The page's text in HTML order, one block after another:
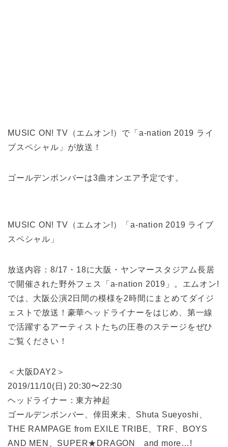
MUSIC ON! TV（エムオン!）で「a-nation 2019 ライ
ブスペシャル」が放送！
ゴールデンボンバーは3曲オンエア予定です。
MUSIC ON! TV（エムオン!）「a-nation 2019 ライブ
スペシャル」
放送内容：8/17・18に大阪・ヤンマースタジアム長居
で開催された野外フェス「a-nation 2019」。エムオン!
では、大阪公演2日間の模様を2時間にまとめてダイジ
ェストで放送！豪華ヘッドライナーをはじめ、第一線
で活躍するアーティストたちの圧巻のステージをぜひ
ご覧ください！
＜大阪DAY2＞
2019/11/10(日) 20:30〜22:30
ヘッドライナー：東方神起
ゴールデンボンバー、倖田來未、Shuta Sueyoshi、
THE RAMPAGE from EXILE TRIBE、TRF、BOYS
AND MEN、SUPER★DRAGON and more…!